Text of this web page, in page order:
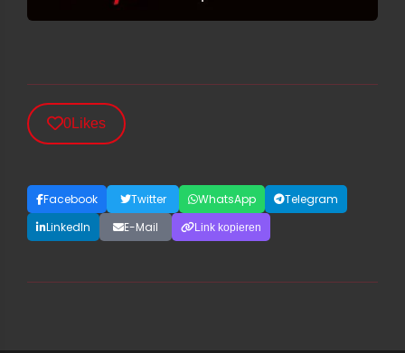
0Likes
Facebook Twitter WhatsApp
Telegram
LinkedIn
E-Mail Link kopieren